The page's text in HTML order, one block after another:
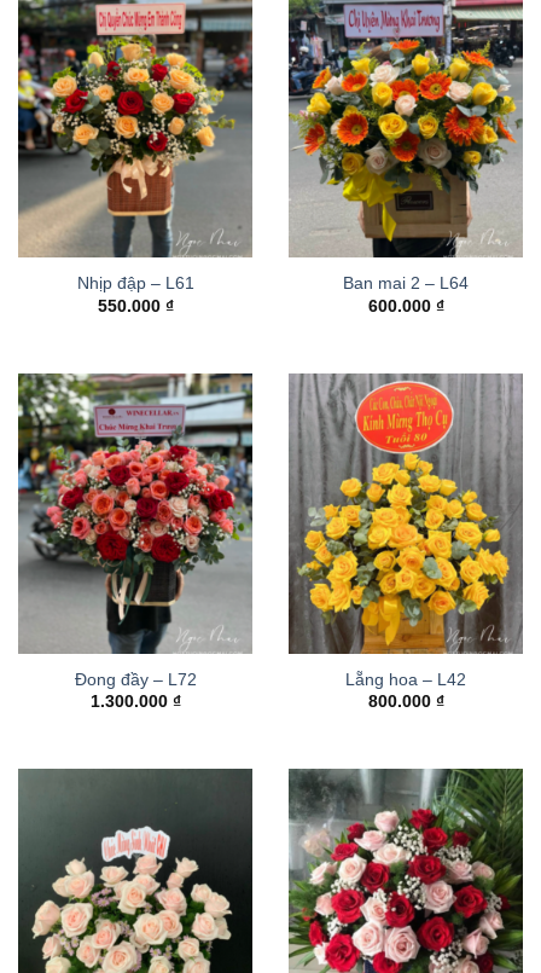
Nhịp đập – L61
550.000 ₫
Ban mai 2 – L64
600.000 ₫
Đong đầy – L72
1.300.000 ₫
Lẵng hoa – L42
800.000 ₫